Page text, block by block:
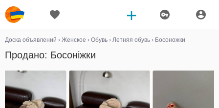
Доска объявлений › Женское › Обувь › Летняя обувь › Босоножки
Продано: Босоніжки